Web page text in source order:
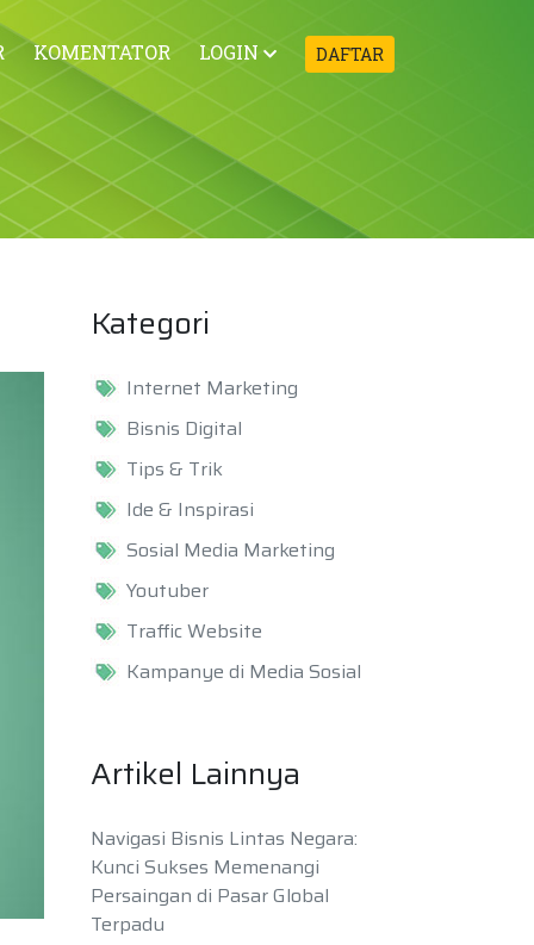
KOMENTATOR LOGIN DAFTAR
Kategori
Internet Marketing
Bisnis Digital
Tips & Trik
Ide & Inspirasi
Sosial Media Marketing
Youtuber
Traffic Website
Kampanye di Media Sosial
Artikel Lainnya
Navigasi Bisnis Lintas Negara:
Kunci Sukses Memenangi
Persaingan di Pasar Global
Terpadu